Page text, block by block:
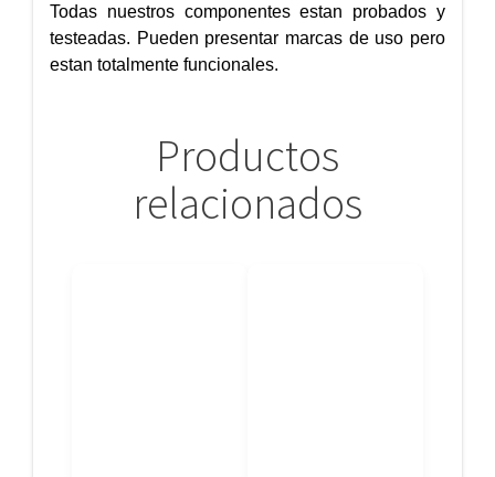
Todas nuestros componentes estan probados y
testeadas. Pueden presentar marcas de uso pero
estan totalmente funcionales.
Productos
relacionados